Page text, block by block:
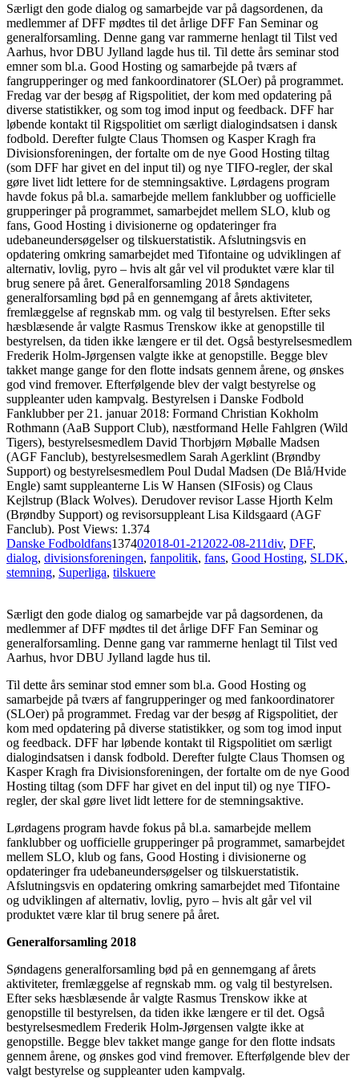
Særligt den gode dialog og samarbejde var på dagsordenen, da
medlemmer af DFF mødtes til det årlige DFF Fan Seminar og
generalforsamling. Denne gang var rammerne henlagt til Tilst ved
Aarhus, hvor DBU Jylland lagde hus til. Til dette års seminar stod
emner som bl.a. Good Hosting og samarbejde på tværs af
fangrupperinger og med fankoordinatorer (SLOer) på programmet.
Fredag var der besøg af Rigspolitiet, der kom med opdatering på
diverse statistikker, og som tog imod input og feedback. DFF har
løbende kontakt til Rigspolitiet om særligt dialogindsatsen i dansk
fodbold. Derefter fulgte Claus Thomsen og Kasper Kragh fra
Divisionsforeningen, der fortalte om de nye Good Hosting tiltag
(som DFF har givet en del input til) og nye TIFO-regler, der skal
gøre livet lidt lettere for de stemningsaktive. Lørdagens program
havde fokus på bl.a. samarbejde mellem fanklubber og uofficielle
grupperinger på programmet, samarbejdet mellem SLO, klub og
fans, Good Hosting i divisionerne og opdateringer fra
udebaneundersøgelser og tilskuerstatistik. Afslutningsvis en
opdatering omkring samarbejdet med Tifontaine og udviklingen af
alternativ, lovlig, pyro – hvis alt går vel vil produktet være klar til
brug senere på året. Generalforsamling 2018 Søndagens
generalforsamling bød på en gennemgang af årets aktiviteter,
fremlæggelse af regnskab mm. og valg til bestyrelsen. Efter seks
hæsblæsende år valgte Rasmus Trenskow ikke at genopstille til
bestyrelsen, da tiden ikke længere er til det. Også bestyrelsesmedlem
Frederik Holm-Jørgensen valgte ikke at genopstille. Begge blev
takket mange gange for den flotte indsats gennem årene, og ønskes
god vind fremover. Efterfølgende blev der valgt bestyrelse og
suppleanter uden kampvalg. Bestyrelsen i Danske Fodbold
Fanklubber per 21. januar 2018: Formand Christian Kokholm
Rothmann (AaB Support Club), næstformand Helle Fahlgren (Wild
Tigers), bestyrelsesmedlem David Thorbjørn Møballe Madsen
(AGF Fanclub), bestyrelsesmedlem Sarah Agerklint (Brøndby
Support) og bestyrelsesmedlem Poul Dudal Madsen (De Blå/Hvide
Engle) samt suppleanterne Lis W Hansen (SIFosis) og Claus
Kejlstrup (Black Wolves). Derudover revisor Lasse Hjorth Kelm
(Brøndby Support) og revisorsuppleant Lisa Kildsgaard (AGF
Fanclub). Post Views: 1.374
Danske Fodboldfans137402018-01-21 2022-08-211div, DFF,
dialog, divisionsforeningen, fanpolitik, fans, Good Hosting, SLDK,
stemning, Superliga, tilskuere
Særligt den gode dialog og samarbejde var på dagsordenen, da
medlemmer af DFF mødtes til det årlige DFF Fan Seminar og
generalforsamling. Denne gang var rammerne henlagt til Tilst ved
Aarhus, hvor DBU Jylland lagde hus til.
Til dette års seminar stod emner som bl.a. Good Hosting og
samarbejde på tværs af fangrupperinger og med fankoordinatorer
(SLOer) på programmet. Fredag var der besøg af Rigspolitiet, der
kom med opdatering på diverse statistikker, og som tog imod input
og feedback. DFF har løbende kontakt til Rigspolitiet om særligt
dialogindsatsen i dansk fodbold. Derefter fulgte Claus Thomsen og
Kasper Kragh fra Divisionsforeningen, der fortalte om de nye Good
Hosting tiltag (som DFF har givet en del input til) og nye TIFO-
regler, der skal gøre livet lidt lettere for de stemningsaktive.
Lørdagens program havde fokus på bl.a. samarbejde mellem
fanklubber og uofficielle grupperinger på programmet, samarbejdet
mellem SLO, klub og fans, Good Hosting i divisionerne og
opdateringer fra udebaneundersøgelser og tilskuerstatistik.
Afslutningsvis en opdatering omkring samarbejdet med Tifontaine
og udviklingen af alternativ, lovlig, pyro – hvis alt går vel vil
produktet være klar til brug senere på året.
Generalforsamling 2018
Søndagens generalforsamling bød på en gennemgang af årets
aktiviteter, fremlæggelse af regnskab mm. og valg til bestyrelsen.
Efter seks hæsblæsende år valgte Rasmus Trenskow ikke at
genopstille til bestyrelsen, da tiden ikke længere er til det. Også
bestyrelsesmedlem Frederik Holm-Jørgensen valgte ikke at
genopstille. Begge blev takket mange gange for den flotte indsats
gennem årene, og ønskes god vind fremover. Efterfølgende blev der
valgt bestyrelse og suppleanter uden kampvalg.